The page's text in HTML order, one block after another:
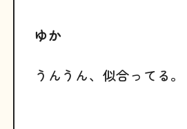
ゆか
うんうん、似合ってる。